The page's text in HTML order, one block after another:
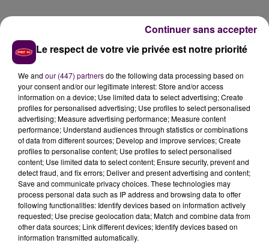
Le respect de votre vie privée est notre priorité
We and our (447) partnersdo the following data processing based on
your consent and/or our legitimate interest: Store and/or access
information on a device; Use limited data to select advertising; Create
profiles for personalised advertising; Use profiles to select personalised
advertising; Measure advertising performance; Measure content
performance; Understand audiences through statistics or combinations
of data from different sources; Develop and improve services; Create
profiles to personalise content; Use profiles to select personalised
content; Use limited data to select content; Ensure security, prevent and
detect fraud, and fix errors; Deliver and present advertising and content;
Save and communicate privacy choices. These technologies may
process personal data such as IP address and browsing data to offer
following functionalities: Identify devices based on information actively
requested; Use precise geolocation data; Match and combine data from
other data sources; Link different devices; Identify devices based on
information transmitted automatically.
Continuer sans accepter